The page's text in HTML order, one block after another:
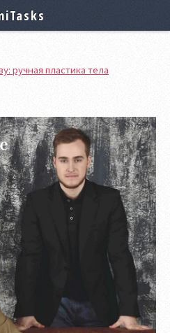
ручная пластика тела